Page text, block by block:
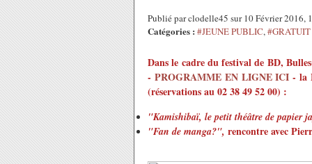
Publié par clodelle45 sur 10 Février 2016,
Catégories : #JEUNE PUBLIC,
Dans le cadre du festival de BD,
- PROGRAMME EN LIGNE ICI - la
(réservations au 02 38 49 52 00) :
"Kamishibaï, le petit théâtre de papier
"Fan de manga?", rencontre avec